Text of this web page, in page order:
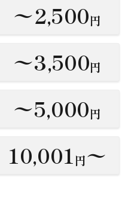
〜2,500円
〜3,500円
〜5,000円
10,001円〜